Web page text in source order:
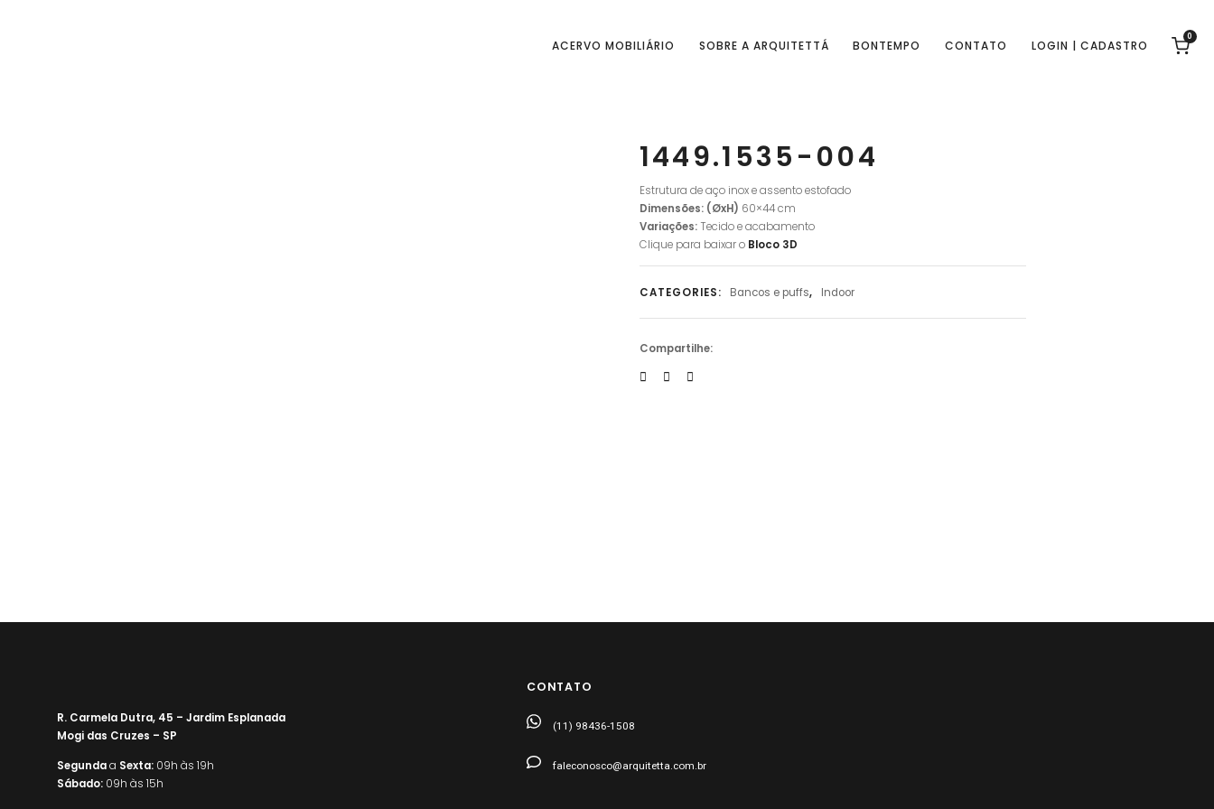
ACERVO MOBILIÁRIO SOBRE A ARQUITETTÁ BONTEMPO CONTATO LOGIN | CADASTRO
0
1449.1535-004
Estrutura de aço inox e assento estofado
Dimensões: (ØxH) 60×44 cm
Variações:Tecido e acabamento
Clique para baixar o Bloco 3D
CATEGORIES: Bancos e puffs, Indoor
Compartilhe:
R. Carmela Dutra, 45 – Jardim Esplanada
Mogi das Cruzes – SP
Segundaa Sexta:09h às 19h
Sábado:09h às 15h
CONTATO
(11) 98436-1508
faleconosco@arquitetta.com.br